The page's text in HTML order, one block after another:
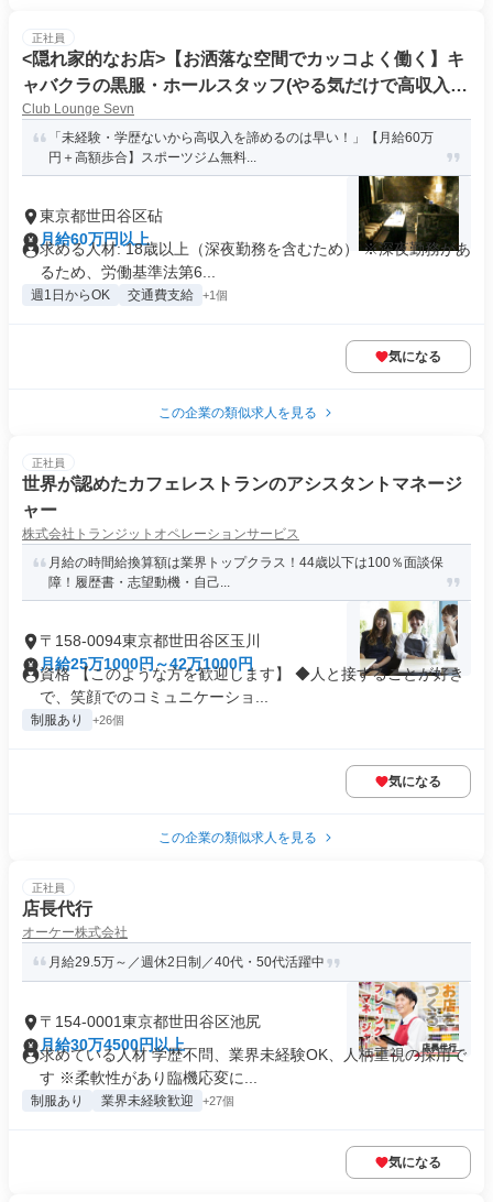
正社員
<隠れ家的なお店>【お洒落な空間でカッコよく働く】キ
ャバクラの黒服・ホールスタッフ(やる気だけで高収入確
定!!)
Club Lounge Sevn
「未経験・学歴ないから高収入を諦めるのは早い！」【月給60万
円＋高額歩合】スポーツジム無料...
東京都世田谷区砧
月給60万円以上
求める人材: 18歳以上（深夜勤務を含むため） ※深夜勤務があ
るため、労働基準法第6...
週1日からOK 交通費支給 +1個
気になる
この企業の類似求人を見る
正社員
世界が認めたカフェレストランのアシスタントマネージ
ャー
株式会社トランジットオペレーションサービス
月給の時間給換算額は業界トップクラス！44歳以下は100％面談保
障！履歴書・志望動機・自己...
〒158-0094東京都世田谷区玉川
月給25万1000円～42万1000円
資格 【このような方を歓迎します】 ◆人と接することが好き
で、笑顔でのコミュニケーショ...
制服あり +26個
気になる
この企業の類似求人を見る
正社員
店長代行
オーケー株式会社
月給29.5万～／週休2日制／40代・50代活躍中
〒154-0001東京都世田谷区池尻
月給30万4500円以上
求めている人材 学歴不問、業界未経験OK、人柄重視の採用で
す ※柔軟性があり臨機応変に...
制服あり 業界未経験歓迎 +27個
気になる